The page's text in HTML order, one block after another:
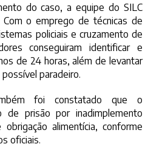
do caso, a equipe do SILC
o emprego de técnicas de
policiais e cruzamento de
conseguiram identificar e
de 24 horas, além de levantar
paradeiro.
foi constatado que o
de prisão por inadimplemento
alimentícia, conforme
oficiais.